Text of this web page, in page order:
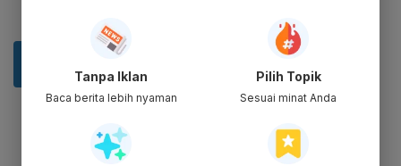
Tanpa Iklan
Baca berita lebih nyaman
Pilih Topik
Sesuai minat Anda